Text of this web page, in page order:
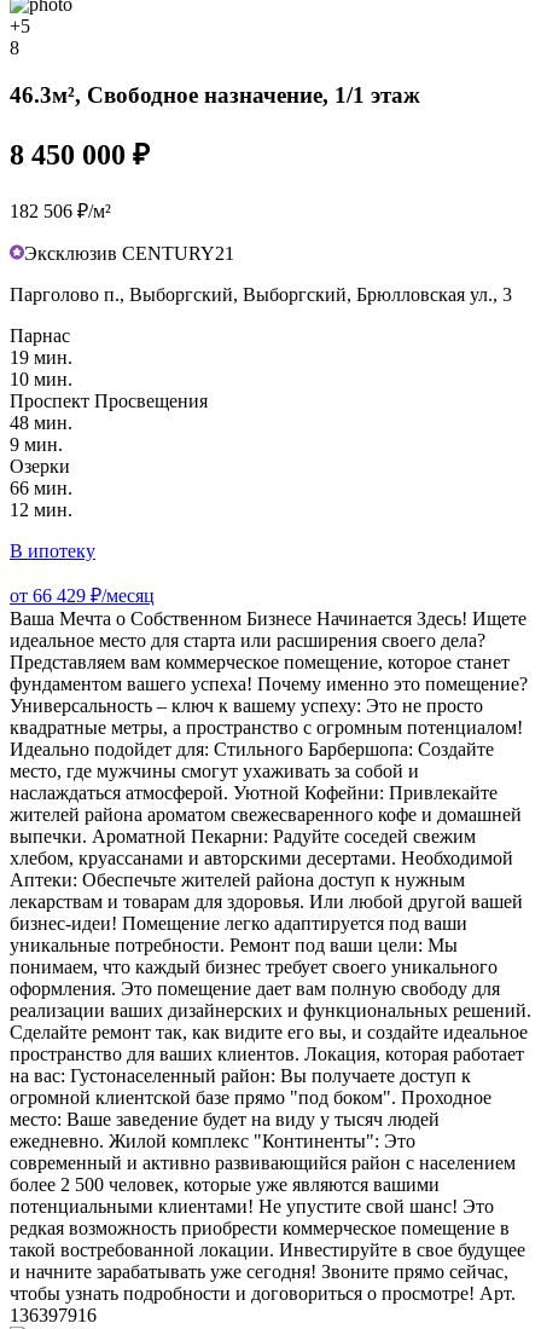
+5
8
46.3м², Свободное назначение, 1/1 этаж
8 450 000 ₽
182 506 ₽/м²
Эксклюзив CENTURY21
Парголово п., Выборгский, Выборгский, Брюлловская ул., 3
Парнас
19 мин.
10 мин.
Проспект Просвещения
48 мин.
9 мин.
Озерки
66 мин.
12 мин.
В ипотеку
от 66 429 ₽/месяц
Ваша Мечта о Собственном Бизнесе Начинается Здесь! Ищете
идеальное место для старта или расширения своего дела?
Представляем вам коммерческое помещение, которое станет
фундаментом вашего успеха! Почему именно это помещение?
Универсальность – ключ к вашему успеху: Это не просто
квадратные метры, а пространство с огромным потенциалом!
Идеально подойдет для: Стильного Барбершопа: Создайте
место, где мужчины смогут ухаживать за собой и
наслаждаться атмосферой. Уютной Кофейни: Привлекайте
жителей района ароматом свежесваренного кофе и домашней
выпечки. Ароматной Пекарни: Радуйте соседей свежим
хлебом, круассанами и авторскими десертами. Необходимой
Аптеки: Обеспечьте жителей района доступ к нужным
лекарствам и товарам для здоровья. Или любой другой вашей
бизнес-идеи! Помещение легко адаптируется под ваши
уникальные потребности. Ремонт под ваши цели: Мы
понимаем, что каждый бизнес требует своего уникального
оформления. Это помещение дает вам полную свободу для
реализации ваших дизайнерских и функциональных решений.
Сделайте ремонт так, как видите его вы, и создайте идеальное
пространство для ваших клиентов. Локация, которая работает
на вас: Густонаселенный район: Вы получаете доступ к
огромной клиентской базе прямо "под боком". Проходное
место: Ваше заведение будет на виду у тысяч людей
ежедневно. Жилой комплекс "Континенты": Это
современный и активно развивающийся район с населением
более 2 500 человек, которые уже являются вашими
потенциальными клиентами! Не упустите свой шанс! Это
редкая возможность приобрести коммерческое помещение в
такой востребованной локации. Инвестируйте в свое будущее
и начните зарабатывать уже сегодня! Звоните прямо сейчас,
чтобы узнать подробности и договориться о просмотре! Арт.
136397916